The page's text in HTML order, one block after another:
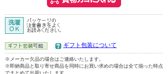
ギフト包装について
※メーカー欠品の場合はご連絡いたします。
※即納商品と取り寄せ商品を同時にお買い求めの場合は全て揃った時点
でまとめて出荷いたします。